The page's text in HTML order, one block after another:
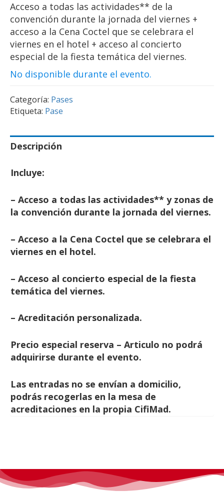
Acceso a todas las actividades** de la
convención durante la jornada del viernes +
acceso a la Cena Coctel que se celebrara el
viernes en el hotel + acceso al concierto
especial de la fiesta temática del viernes.
No disponible durante el evento.
Categoría: Pases
Etiqueta: Pase
Descripción
Incluye:
– Acceso a todas las actividades** y zonas de
la convención durante la jornada del viernes.
– Acceso a la Cena Coctel que se celebrara el
viernes en el hotel.
– Acceso al concierto especial de la fiesta
temática del viernes.
– Acreditación personalizada.
Precio especial reserva – Articulo no podrá
adquirirse durante el evento.
Las entradas no se envían a domicilio,
podrás recogerlas en la mesa de
acreditaciones en la propia CifiMad.